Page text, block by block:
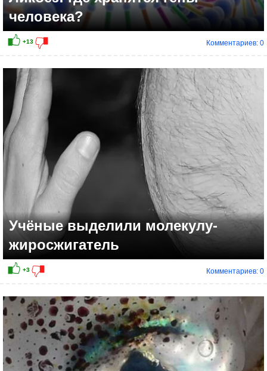
+9
человека?
Комментариев: 0
Учёные выделили молекулу-
жиросжигатель
Комментариев: 0